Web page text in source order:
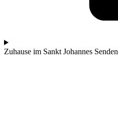
Zuhause im Sankt Johannes Senden